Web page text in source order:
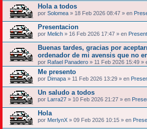
Hola a todos
por Solomea » 18 Feb 2026 08:47 » en
Presentacion
por Melich » 16 Feb 2026 17:47 » en
Buenas tardes, gracias por
ordenador de mi avensis que no
por Rafael Panadero » 11 Feb 2026 15:49 »
Me presento
por Dimapa » 11 Feb 2026 13:29 » en
Un saludo a todos
por Larra27 » 10 Feb 2026 21:27 » en
Hola
por MerlynX » 09 Feb 2026 10:15 » en